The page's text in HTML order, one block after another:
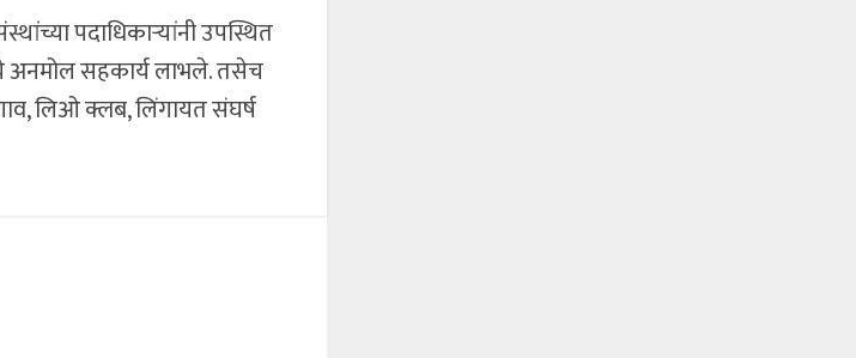
पदाधिकाऱ्यांनी उपस्थित
अनमोल सहकार्य लाभले. तसेच
लिओ क्लब, लिंगायत संघर्ष